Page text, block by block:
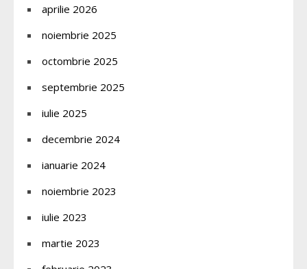
aprilie 2026
noiembrie 2025
octombrie 2025
septembrie 2025
iulie 2025
decembrie 2024
ianuarie 2024
noiembrie 2023
iulie 2023
martie 2023